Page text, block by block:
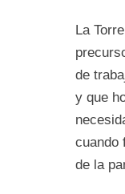
La
de
y que
cuando
de la